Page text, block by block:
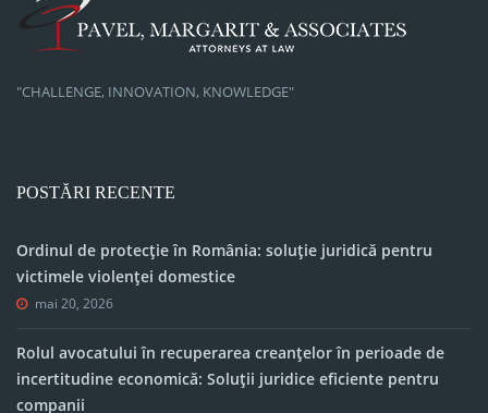
"CHALLENGE, INNOVATION, KNOWLEDGE"
POSTĂRI RECENTE
Ordinul de protecție în România: soluție juridică pentru
victimele violenței domestice
mai 20, 2026
Rolul avocatului în recuperarea creanțelor în perioade de
incertitudine economică: Soluții juridice eficiente pentru
companii